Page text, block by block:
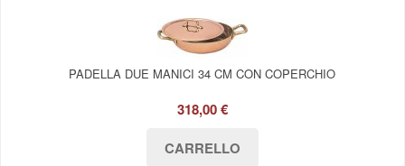
PADELLA DUE MANICI 34 CM CON COPERCHIO
318,00 €